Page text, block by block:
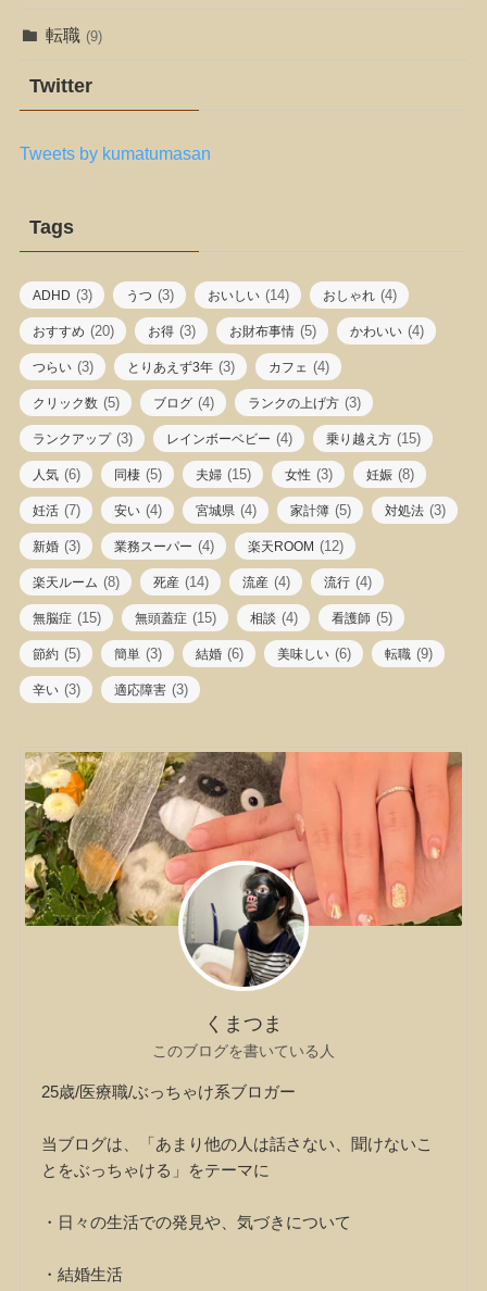
転職 (9)
Twitter
Tweets by kumatumasan
Tags
ADHD (3) うつ (3) おいしい (14) おしゃれ (4)
おすすめ (20) お得 (3) お財布事情 (5) かわいい (4)
つらい (3) とりあえず3年 (3) カフェ (4)
クリック数 (5) ブログ (4) ランクの上げ方 (3)
ランクアップ(3) レインボーベビー (4) 乗り越え方 (15)
人気 (6) 同棲 (5) 夫婦 (15) 女性 (3) 妊娠 (8)
妊活 (7) 安い (4) 宮城県 (4) 家計簿 (5) 対処法 (3)
新婚 (3) 業務スーパー (4) 楽天ROOM (12)
楽天ルーム (8) 死産 (14) 流産 (4) 流行 (4)
無脳症 (15) 無頭蓋症 (15) 相談 (4) 看護師 (5)
節約 (5) 簡単 (3) 結婚 (6) 美味しい (6) 転職 (9)
辛い (3) 適応障害 (3)
くまつま
このブログを書いている人
25歳/医療職/ぶっちゃけ系ブロガー
当ブログは、「あまり他の人は話さない、聞けないこ
とをぶっちゃける」をテーマに
・日々の生活での発見や、気づきについて
・結婚生活